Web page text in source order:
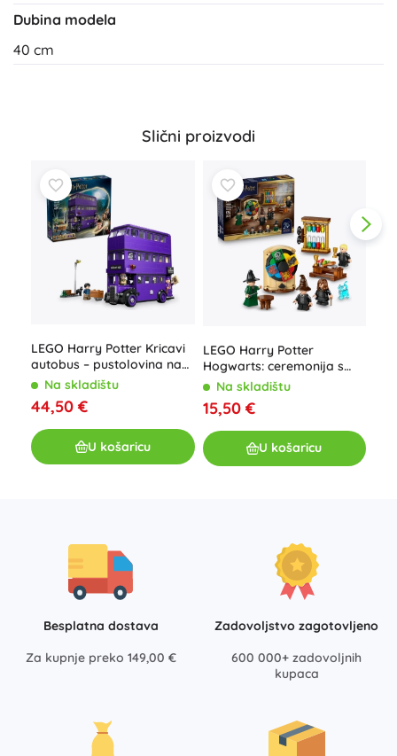
Dubina modela
40 cm
Slični proizvodi
LEGO Harry Potter Kricavi
autobus – pustolovina na
palubi
Na skladištu
44,50 €
U košaricu
LEGO Harry Potter
Hogwarts: ceremonija s
Razredbenim šeširom
Na skladištu
15,50 €
U košaricu
Besplatna dostava
Za kupnje preko 149,00 €
Zadovoljstvo zagotovljeno
600 000+ zadovoljnih
kupaca